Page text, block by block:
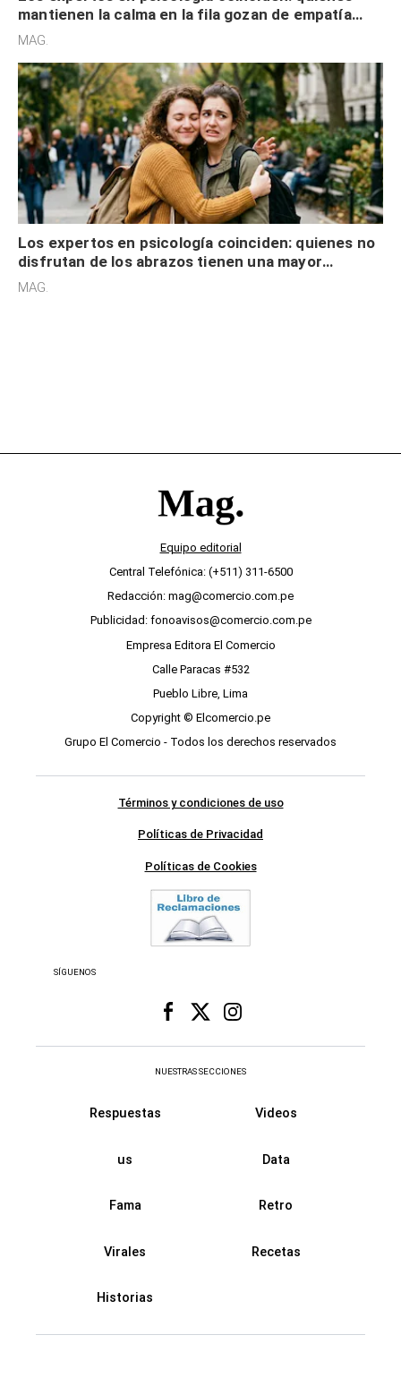
mantienen la calma en la fila gozan de empatía
cognitiva, gratitud y no solo tienen autocontrol
MAG.
Los expertos en psicología coinciden: quienes no
disfrutan de los abrazos tienen una mayor
sensibilidad a los estímulos físicos y no es por
MAG.
Equipo editorial
Central Telefónica: (+511) 311-6500
Redacción: mag@comercio.com.pe
Publicidad: fonoavisos@comercio.com.pe
Empresa Editora El Comercio
Calle Paracas #532
Pueblo Libre, Lima
Copyright © Elcomercio.pe
Grupo El Comercio - Todos los derechos reservados
Términos y condiciones de uso
Políticas de Privacidad
Políticas de Cookies
SÍGUENOS
NUESTRAS SECCIONES
Respuestas Videos
us Data
Fama Retro
Virales Recetas
Historias